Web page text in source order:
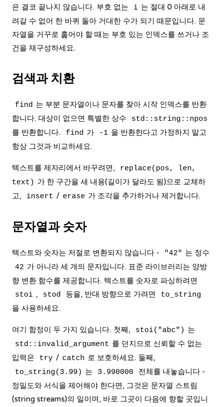
은 결코 끝나지 않습니다. 부호 없는 i 는 절대 0 아래로 내
려갈 수 없어 한 바퀴 돌아 거대한 수가 되기 때문입니다. 문
자열을 거꾸로 훑어야 할 때는 부호 있는 인덱스를 쓰거나 조
건을 재구성하세요.
검색과 치환
find 는 부분 문자열이나 문자를 찾아 시작 인덱스를 반환
합니다. 대상이 없으면 특별한 상수
std::string::npos
를 반환합니다. find 가 -1 을 반환한다고 가정하지 말고
항상 그것과 비교하세요.
텍스트를 제자리에서 바꾸려면,
replace(pos, len,
text) 가 한 구간을 새 내용(길이가 달라도 됨)으로 교체하
고,
insert / erase 가 조각을 추가하거나 제거합니다.
문자열과 숫자
텍스트와 숫자는 저절로 변환되지 않습니다 - "42" 는 정수
42 가 아니라 세 개의 문자입니다. 표준 라이브러리는 양방
향 변환 함수를 제공합니다. 텍스트를 숫자로 파싱하려면
stoi , stod 등을, 반대 방향으로 가려면 to_string
을 사용하세요.
여기 함정이 두 가지 있습니다. 첫째, stoi("abc") 는
std::invalid_argument 를 던지므로 신뢰할 수 없는
입력은
try / catch 로 보호하세요. 둘째,
to_string(3.99) 는 3.990000
전체를 내놓습니다 -
정밀도와 서식을 제어해야 한다면, 그것은 문자열 스트림
(string streams)의 일이며, 바로 그곳이 다음에 향할 곳입니